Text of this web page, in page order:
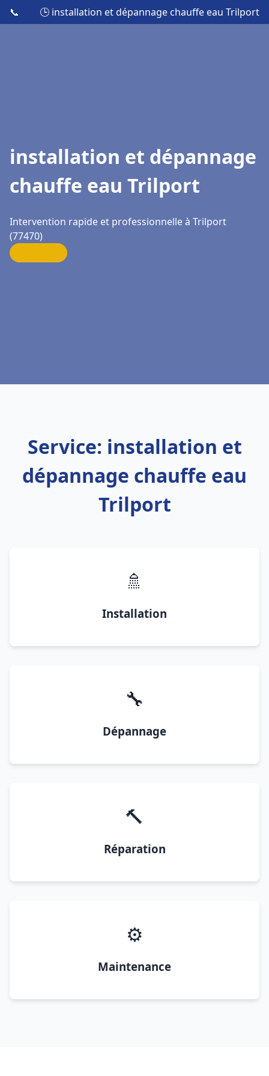
📞 🕒 installation et dépannage chauffe eau Trilport
installation et dépannage
chauffe eau Trilport
Intervention rapide et professionnelle à Trilport
(77470)
Service: installation et
dépannage chauffe eau
Trilport
🚿
Installation
🔧
Dépannage
🔨
Réparation
⚙️
Maintenance